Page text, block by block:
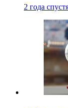
2 года